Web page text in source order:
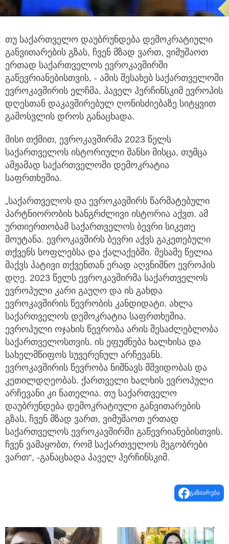
თუ საქართველო დაუბრუნდება დემოკრატიული
განვითარების გზას, ჩვენ მზად ვართ, ვიმუშაოთ
ერთად საქართველოს ევროკავშირში
გაწევრიანებისთვის, - ამის შესახებ საქართველოში
ევროკავშირის ელჩმა, პაველ ჰერჩინსკიმ ევროპის
დღესთან დაკავშირებულ ღონისძიებაზე სიტყვით
გამოსვლის დროს განაცხადა.
მისი თქმით, ევროკავშირმა 2023 წელს
საქართველოს ისტორიული შანსი მისცა, თუმცა
ამჟამად საქართველოში დემოკრატია
საფრთხეშია.
„საქართველოს და ევროკავშირს წარმატებული
პარტნიორობის ხანგრძლივი ისტორია აქვთ. ამ
ურთიერთობამ საქართველოს ბევრი სიკეთე
მოუტანა. ევროკავშირს ბევრი აქვს გაკეთებული
თქვენს სოფლებსა და ქალაქებში. მესამე წელია
მაქვს პატივი თქვენთან ერად აღვნიშნო ევროპის
დღე. 2023 წელს ევროკავშირმა საქართველოს
ევროპული კარი გაუღო და ის გახდა
ევროკავშირის წევრობის კანდიდატი. ახლა
საქართველოს დემოკრატია საფრთხეშია.
ევროპული ოჯახის წევრობა არის შესაძლებლობა
საქართველოსთვის. ის ეფუძნება ხალხისა და
სახელმწიფოს სუვერენულ არჩევანს.
ევროკავშირის წევრობა ნიშნავს მშვიდობას და
კეთილდღეობას. ქართველი ხალხის ევროპული
არჩევანი კი ნათელია. თუ საქართველო
დაუბრუნდება დემოკრატიული განვითარების
გზას, ჩვენ მზად ვართ, ვიმუშაოთ ერთად
საქართველოს ევროკავშირში გაწევრიანებისთვის.
ჩვენ ვამაყობთ, რომ საქართველოს მეგობრები
ვართ“, -განაცხადა პაველ ჰერჩინსკიმ.
გაზიარება